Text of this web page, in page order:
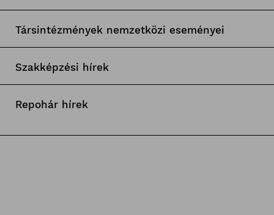
Társintézmények nemzetközi eseményei
Szakképzési hírek
Repohár hírek